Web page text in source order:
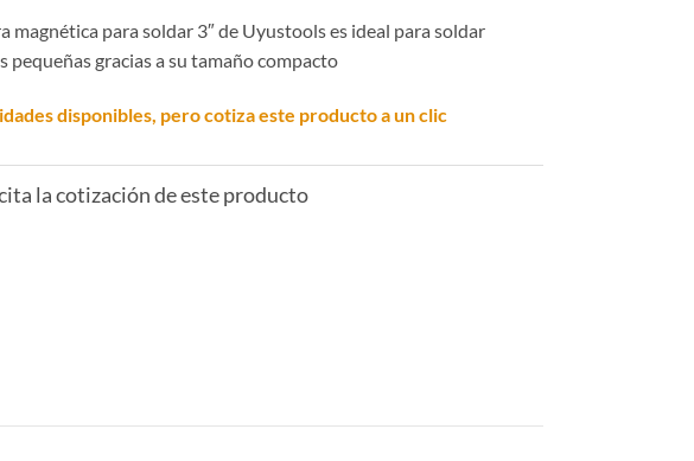
magnética para soldar 3″ de Uyustools es ideal para soldar
pequeñas gracias a su tamaño compacto
disponibles, pero cotiza este producto a un clic
la cotización de este producto